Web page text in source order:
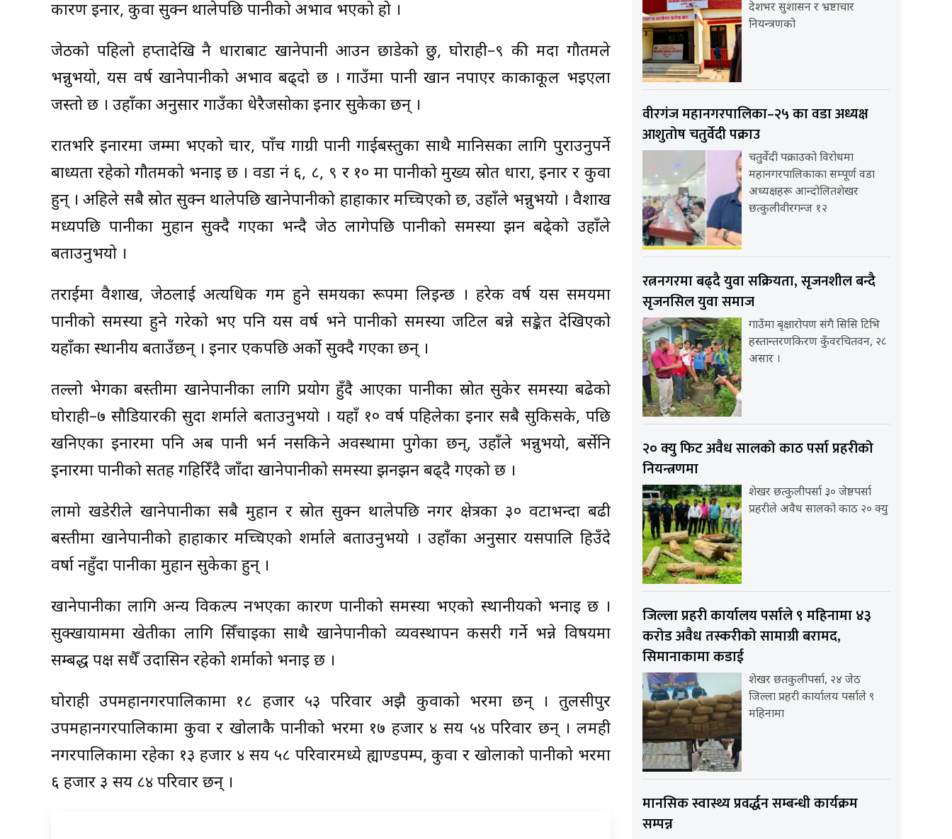
कारण इनार, कुवा सुक्न थालेपछि पानीको अभाव भएको हो ।
जेठको पहिलो हप्तादेखि नै धाराबाट खानेपानी आउन छाडेको छु, घोराही–९ की मदा गौतमले
भन्नुभयो, यस वर्ष खानेपानीको अभाव बढ्दो छ । गाउँमा पानी खान नपाएर काकाकूल भइएला
जस्तो छ । उहाँका अनुसार गाउँका धेरैजसोका इनार सुकेका छन् ।
रातभरि इनारमा जम्मा भएको चार, पाँच गाग्री पानी गाईबस्तुका साथै मानिसका लागि पुराउनुपर्ने
बाध्यता रहेको गौतमको भनाइ छ । वडा नं ६, ८, ९ र १० मा पानीको मुख्य स्रोत धारा, इनार र कुवा
हुन् । अहिले सबै स्रोत सुक्न थालेपछि खानेपानीको हाहाकार मच्चिएको छ, उहाँले भन्नुभयो । वैशाख
मध्यपछि पानीका मुहान सुक्दै गएका भन्दै जेठ लागेपछि पानीको समस्या झन बढे्को उहाँले
बताउनुभयो ।
तराईमा वैशाख, जेठलाई अत्यधिक गर्मी हुने समयका रूपमा लिइन्छ । हरेक वर्ष यस समयमा
पानीको समस्या हुने गरेको भए पनि यस वर्ष भने पानीको समस्या जटिल बन्ने सङ्केत देखिएको
यहाँका स्थानीय बताउँछन् । इनार एकपछि अर्को सुक्दै गएका छन् ।
तल्लो भेगका बस्तीमा खानेपानीका लागि प्रयोग हुँदै आएका पानीका स्रोत सुकेर समस्या बढेको
घोराही–७ सौडियारकी सुदा शर्माले बताउनुभयो । यहाँ १० वर्ष पहिलेका इनार सबै सुकिसके, पछि
खनिएका इनारमा पनि अब पानी भर्न नसकिने अवस्थामा पुगेका छन्, उहाँले भन्नुभयो, बर्सेनि
इनारमा पानीको सतह गहिरिँदै जाँदा खानेपानीको समस्या झनझन बढ्दै गएको छ ।
लामो खडेरीले खानेपानीका सबै मुहान र स्रोत सुक्न थालेपछि नगर क्षेत्रका ३० वटाभन्दा बढी
बस्तीमा खानेपानीको हाहाकार मच्चिएको शर्माले बताउनुभयो । उहाँका अनुसार यसपालि हिउँदे
वर्षा नहुँदा पानीका मुहान सुकेका हुन् ।
खानेपानीका लागि अन्य विकल्प नभएका कारण पानीको समस्या भएको स्थानीयको भनाइ छ ।
सुक्खायाममा खेतीका लागि सिँचाइका साथै खानेपानीको व्यवस्थापन कसरी गर्ने भन्ने विषयमा
सम्बद्ध पक्ष सधैँ उदासिन रहेको शर्माको भनाइ छ ।
घोराही उपमहानगरपालिकामा १८ हजार ५३ परिवार अझै कुवाको भरमा छन् । तुलसीपुर
उपमहानगरपालिकामा कुवा र खोलाकै पानीको भरमा १७ हजार ४ सय ५४ परिवार छन् । लमही
नगरपालिकामा रहेका १३ हजार ४ सय ५८ परिवारमध्ये ह्याण्डपम्प, कुवा र खोलाको पानीको भरमा
६ हजार ३ सय ८४ परिवार छन् ।
देशभर सुशासन र भ्रष्टाचार
नियन्त्रणको
वीरगंज महानगरपालिका–२५ का वडा अध्यक्ष
आशुतोष चतुर्वेदी पक्राउ
चतुर्वेदी पक्राउको विरोधमा
महानगरपालिकाका सम्पूर्ण वडा
अध्यक्षहरू आन्दोलितशेखर
छत्कुलीवीरगन्ज १२
रत्ननगरमा बढ्दै युवा सक्रियता, सृजनशील बन्दै
सृजनसिल युवा समाज
गाउँमा बृक्षारोपण संगै सिसि टिभि
हस्तान्तरणकिरण कुँवरचितवन, २८
असार ।
२० क्यु फिट अवैध सालको काठ पर्सा प्रहरीको
नियन्त्रणमा
शेखर छत्कुलीपर्सा ३० जेष्ठपर्सा
प्रहरीले अवैध सालको काठ २० क्यु
जिल्ला प्रहरी कार्यालय पर्साले ९ महिनामा ४३
करोड अवैध तस्करीको सामाग्री बरामद,
सिमानाकामा कडाई
शेखर छतकुलीपर्सा, २४ जेठ
जिल्ला प्रहरी कार्यालय पर्साले ९
महिनामा
मानसिक स्वास्थ्य प्रवर्द्धन सम्बन्धी कार्यक्रम
सम्पन्न